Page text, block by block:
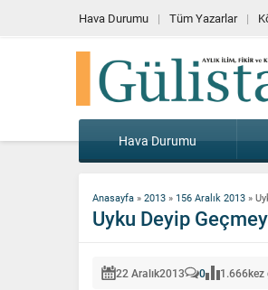
Hava Durumu Tüm Yazarlar
Hava Durumu
Anasayfa » 2013 » 156 Aralık 2013 »
Uyku Deyip
22 Aralık2013 0 1.666kez